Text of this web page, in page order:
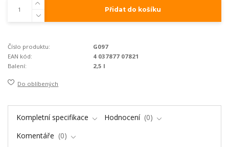
Přidat do košíku
Číslo produktu:
G097
EAN kód:
4 037877 07821
Balení:
2,5 l
Do oblíbených
Kompletní specifikace Hodnocení
0
Komentáře
0